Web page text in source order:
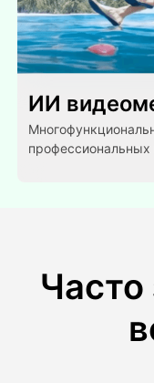
ИИ
профессиональных